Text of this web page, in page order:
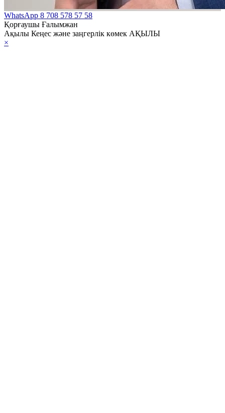
WhatsApp 8 708 578 57 58
Қорғаушы Ғалымжан
Ақылы Кеңес және заңгерлік көмек АҚЫЛЫ
×